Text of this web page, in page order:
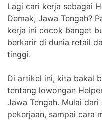
Lagi cari kerja sebagai
Demak, Jawa Tengah?
kerja ini cocok banget
berkarir di dunia retail
tinggi.
Di artikel ini, kita bakal
tentang lowongan
Jawa Tengah. Mulai
pekerjaan, sampai cara